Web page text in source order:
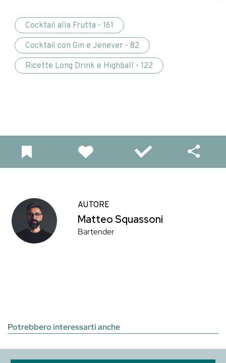
Cocktail alla Frutta - 161
Cocktail con Gin e Jenever - 82
Ricette Long Drink e Highball - 122
AUTORE
Matteo Squassoni
Bartender
Potrebbero interessarti anche